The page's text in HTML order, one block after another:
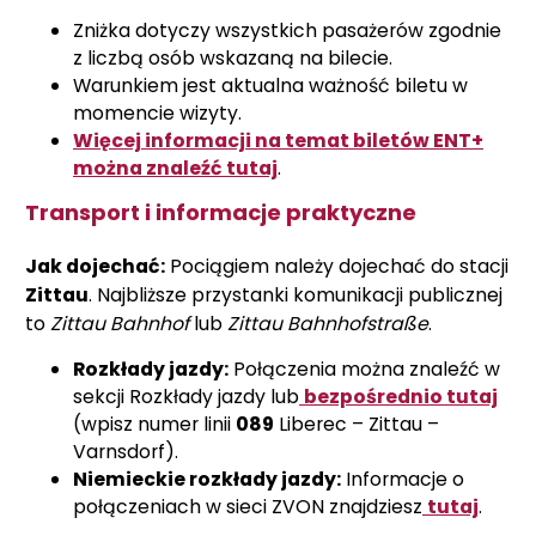
Zniżka dotyczy wszystkich pasażerów zgodnie
z liczbą osób wskazaną na bilecie.
Warunkiem jest aktualna ważność biletu w
momencie wizyty.
Więcej informacji na temat biletów ENT+
można znaleźć tutaj.
Transport i informacje praktyczne
Jak dojechać: Pociągiem należy dojechać do stacji
Zittau. Najbliższe przystanki komunikacji publicznej
toZittau BahnhoflubZittau Bahnhofstraße.
Rozkłady jazdy: Połączenia można znaleźć w
sekcji Rozkłady jazdy lub bezpośrednio tutaj
(wpisz numer linii 089 Liberec – Zittau –
Varnsdorf).
Niemieckie rozkłady jazdy: Informacje o
połączeniach w sieci ZVON znajdziesz tutaj.